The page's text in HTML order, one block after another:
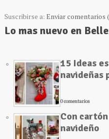
Suscribirse a: Enviar comentarios
Lo mas nuevo en
15 Ideas
navideñas
0 comentarios
Con
navideño